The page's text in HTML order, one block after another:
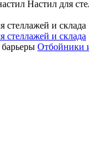
Настил для
стеллажей и склада
стеллажей и склада
Отбойники